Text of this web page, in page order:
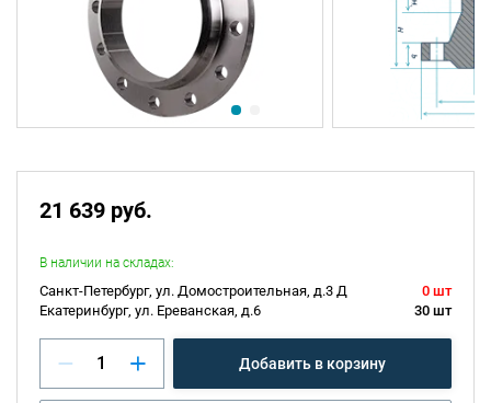
21 639 руб.
В наличии на складах:
Санкт-Петербург, ул. Домостроительная, д.3 Д
0 шт
Екатеринбург, ул. Ереванская, д.6
30 шт
Добавить в корзину